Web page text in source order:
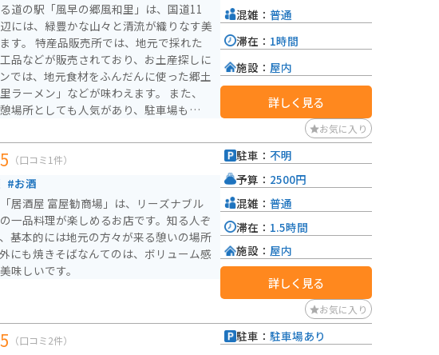
道の駅「風早の郷風和里」は、国道11
には、緑豊かな山々と清流が織りなす美
元で採れた
品などが販売されており、お土産探しに
では、地元食材をふんだんに使った郷土
メン」などが味わえます。 また、
場所としても人気があり、駐車場も広々
、ゆったりと過ごすことができます。
の桜並木が美しく咲き乱れ、多くの花見
は、歴史的な史跡や観光スポットも多く
やツーリングの拠点としても最適な場所
混雑： 普通
滞在： 1時間
施設： 屋内
詳しく見る
お気に入り
5 （口コミ1件）
#お酒
居酒屋 富屋勧商場」は、リーズナブル
一品料理が楽しめるお店です。知る人ぞ
基本的には地元の方々が来る憩いの場所
にも焼きそばなんてのは、ボリューム感
味しいです。
駐車： 不明
予算： 2500円
混雑： 普通
滞在： 1.5時間
施設： 屋内
詳しく見る
お気に入り
5 （口コミ2件） 駐車： 駐車場あり